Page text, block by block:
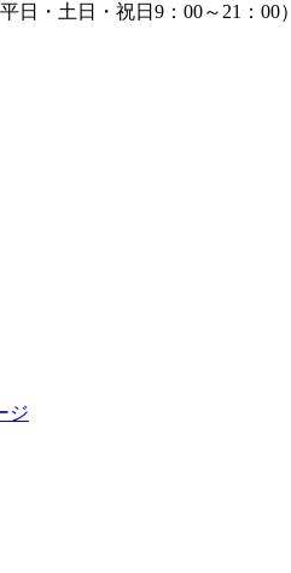
平日・土日・祝日9：00～21：00）
ジ